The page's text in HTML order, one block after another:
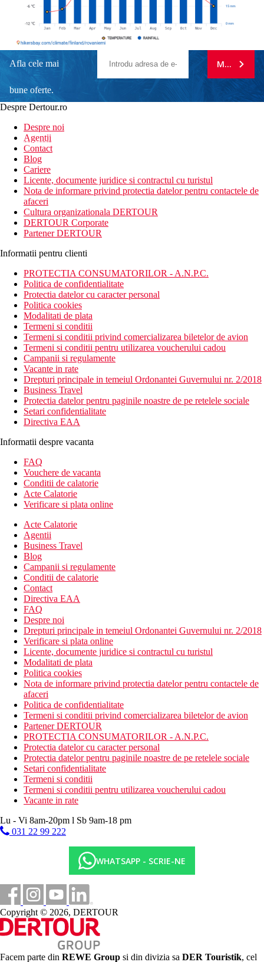
Afla cele mai
bune oferte.
newsletter!
MA
Despre Dertour.ro
Despre noi
Agentii
Contact
Blog
Cariere
Licente, documente juridice si contractul cu turistul
Nota de informare privind protectia datelor pentru contactele de
afaceri
Cultura organizationala DERTOUR
DERTOUR Corporate
Partener DERTOUR
Informatii pentru clienti
PROTECTIA CONSUMATORILOR - A.N.P.C.
Politica de confidentialitate
Protectia datelor cu caracter personal
Politica cookies
Modalitati de plata
Termeni si conditii
Termeni si conditii privind comercializarea biletelor de avion
Termeni si conditii pentru utilizarea voucherului cadou
Campanii si regulamente
Vacante in rate
Drepturi principale in temeiul Ordonantei Guvernului nr. 2/2018
Business Travel
Protectia datelor pentru paginile noastre de pe retelele sociale
Setari confidentialitate
Directiva EAA
Informatii despre vacanta
FAQ
Vouchere de vacanta
Conditii de calatorie
Acte Calatorie
Verificare si plata online
Acte Calatorie
Agentii
Business Travel
Blog
Campanii si regulamente
Conditii de calatorie
Contact
Directiva EAA
FAQ
Despre noi
Drepturi principale in temeiul Ordonantei Guvernului nr. 2/2018
Verificare si plata online
Licente, documente juridice si contractul cu turistul
Modalitati de plata
Politica cookies
Nota de informare privind protectia datelor pentru contactele de
afaceri
Politica de confidentialitate
Termeni si conditii privind comercializarea biletelor de avion
Partener DERTOUR
PROTECTIA CONSUMATORILOR - A.N.P.C.
Protectia datelor cu caracter personal
Protectia datelor pentru paginile noastre de pe retelele sociale
Setari confidentialitate
Termeni si conditii
Termeni si conditii pentru utilizarea voucherului cadou
Vacante in rate
Lu - Vi 8am-20pm l Sb 9am-18 pm
031 22 99 222
WHATSAPP - SCRIE-NE
Copyright © 2026, DERTOUR
Facem parte din REWE Group si din divizia sa DER Touristik, cel